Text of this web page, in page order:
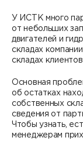
У ИСТК много
от небольших
двигателей и
складах
складах клиентов.
Основная
об остатках
собственных
сведения от
Чтобы узнать,
менеджерам